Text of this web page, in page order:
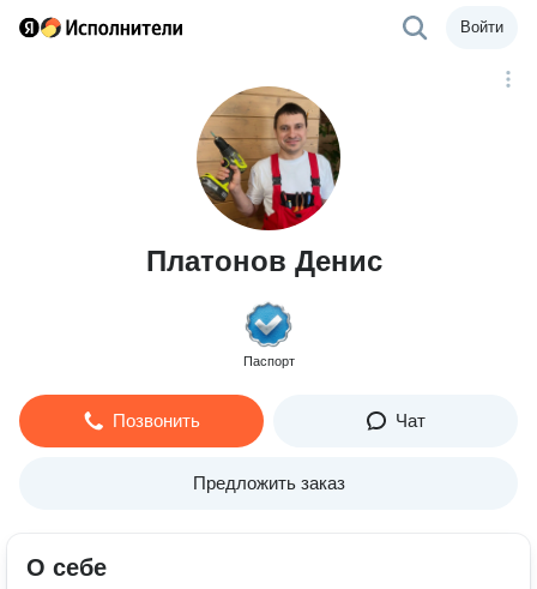
Войти
Платонов Денис
Паспорт
Позвонить Чат
Предложить заказ
О себе